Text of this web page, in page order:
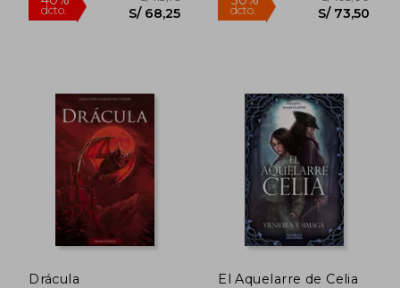
55%
dcto. S/ 82,81
55%
dcto.
Drácula El Aquelarre de Celia